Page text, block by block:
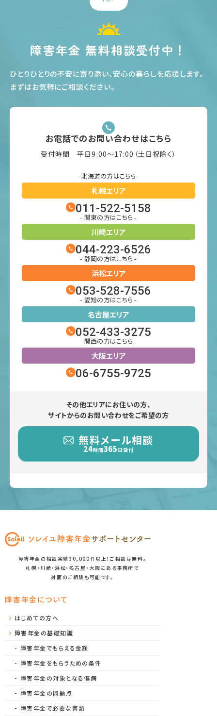
障害年金 無料相談受付中！
ひとりひとりの不安に寄り添い、安心の暮らしを応援します。
まずはお気軽にご相談ください。
お電話でのお問い合わせはこちら
受付時間 平日9:00〜17:00（土日祝除く）
-北海道の方はこちら-
札幌エリア
011-522-5158
- 関東の方はこちら -
川崎エリア
044-223-6526
- 静岡の方はこちら -
浜松エリア
053-528-7556
- 愛知の方はこちら -
名古屋エリア
052-433-3275
-関西の方はこちら-
大阪エリア
06-6755-9725
その他エリアにお住いの方、
サイトからのお問い合わせをご希望の方
無料メール相談
24時間365 日受付
障害年金の相談実績30,000件以上！ご相談は無料。
札幌・川崎・浜松・名古屋・大阪にある事務所で
対面のご相談も可能です。
障害年金について
はじめての方へ
障害年金の基礎知識
障害年金でもらえる金額
障害年金をもらうための条件
障害年金の対象となる傷病
障害年金の問題点
障害年金で必要な書類